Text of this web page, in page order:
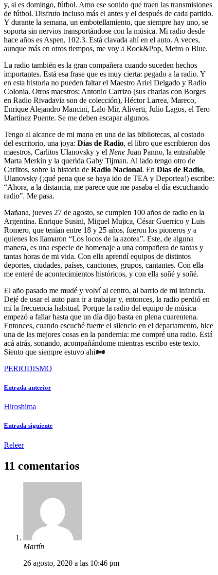
y, si es domingo, fútbol. Amo ese sonido que traen las transmisiones
de fútbol. Disfruto incluso más el antes y el después de cada partido.
Y durante la semana, un embotellamiento, que siempre hay uno, se
soporta sin nervios transportándose con la música. Mi radio desde
hace años es Aspen, 102.3. Está clavada ahí en el auto. A veces,
aunque más en otros tiempos, me voy a Rock&Pop, Metro o Blue.
La radio también es la gran compañera cuando suceden hechos
importantes. Está esa frase que es muy cierta: pegado a la radio. Y
en esta historia no pueden faltar el Maestro Ariel Delgado y Radio
Colonia. Otros maestros: Antonio Carrizo (sus charlas con Borges
en Radio Rivadavia son de colección), Héctor Larrea, Mareco,
Enrique Alejandro Mancini, Lalo Mir, Aliverti, Julio Lagos, el Tero
Martínez Puente. Se me deben escapar algunos.
Tengo al alcance de mi mano en una de las bibliotecas, al costado
del escritorio, una joya: Días de Radio, el libro que escribieron dos
maestros, Carlitos Ulanovsky y el Nene Juan Panno, la entrañable
Marta Merkin y la querida Gaby Tijman. Al lado tengo otro de
Carlitos, sobre la historia de Radio Nacional. En Días de Radio,
Ulanovsky (¡qué pena que se haya ido de TEA y Deportea!) escribe:
“Ahora, a la distancia, me parece que me pasaba el día escuchando
radio”. Me pasa.
Mañana, jueves 27 de agosto, se cumplen 100 años de radio en la
Argentina. Enrique Susini, Miguel Mujica, César Guerrico y Luis
Romero, que tenían entre 18 y 25 años, fueron los pioneros y a
quienes los llamaron “Los locos de la azotea”. Este, de alguna
manera, es una especie de homenaje a una compañera de tantas y
tantas horas de mi vida. Con ella aprendí equipos de distintos
deportes, ciudades, países, canciones, grupos, cantantes. Con ella
me enteré de acontecimientos históricos, y con ella soñé y soñé.
El año pasado me mudé y volví al centro, al barrio de mi infancia.
Dejé de usar el auto para ir a trabajar y, entonces, la radio perdió en
mí la frecuencia habitual. Porque la radio del equipo de música
empezó a fallar hasta que un día dijo basta en plena cuarentena.
Entonces, cuando escuché fuerte el silencio en el departamento, hice
una de las mejores cosas en la pandemia: me compré una radio. Está
acá atrás, sonando, acompañándome mientras escribo este texto.
Siento que siempre estuvo ahí
PERIODISMO
Entrada anterior
Hiroshima
Entrada siguiente
Releer
11 comentarios
Martín
26 agosto, 2020 a las 10:46 pm